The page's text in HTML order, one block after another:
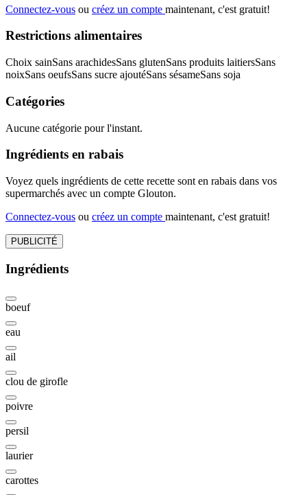
Connectez-vous ou créez un compte maintenant, c'est gratuit!
Restrictions alimentaires
Choix sainSans arachidesSans glutenSans produits laitiersSans
noixSans oeufsSans sucre ajoutéSans sésameSans soja
Catégories
Aucune catégorie pour l'instant.
Ingrédients en rabais
Voyez quels ingrédients de cette recette sont en rabais dans vos
supermarchés avec un compte Glouton.
Connectez-vous ou créez un compte maintenant, c'est gratuit!
PUBLICITÉ
Ingrédients
boeuf
eau
ail
clou de girofle
poivre
persil
laurier
carottes